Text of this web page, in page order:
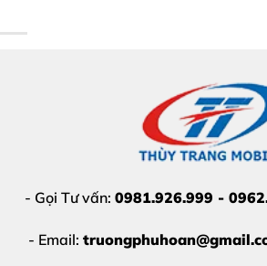
- Gọi Tư vấn: 0981.926.999 -
- Email: